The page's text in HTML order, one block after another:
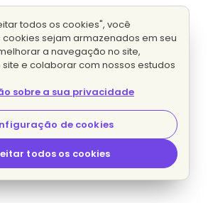
todos os cookies", você
sejam armazenados em seu
a navegação no site,
e colaborar com nossos estudos
sobre a sua privacidade
de cookies
todos os cookies